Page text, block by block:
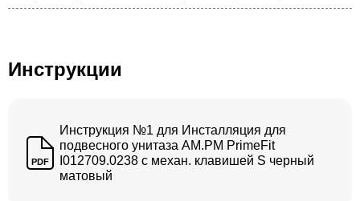
Инструкции
PDF
Инструкция №1 для Инсталляция для
подвесного унитаза AM.PM PrimeFit
I012709.0238 с механ. клавишей S черный
матовый